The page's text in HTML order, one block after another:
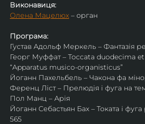
Виконавиця:
Олена Мацелюх – орган
Програма:
Густав Адольф Меркель – Фантазія
Георг Муффат – Toccata duodecima
“Apparatus musico-organisticus”
Йоганн Пахельбель – Чакона фа
Ференц Ліст – Прелюдія і фуга на
Пол Манц – Арія
Йоганн Себастьян Бах – Токата і
565